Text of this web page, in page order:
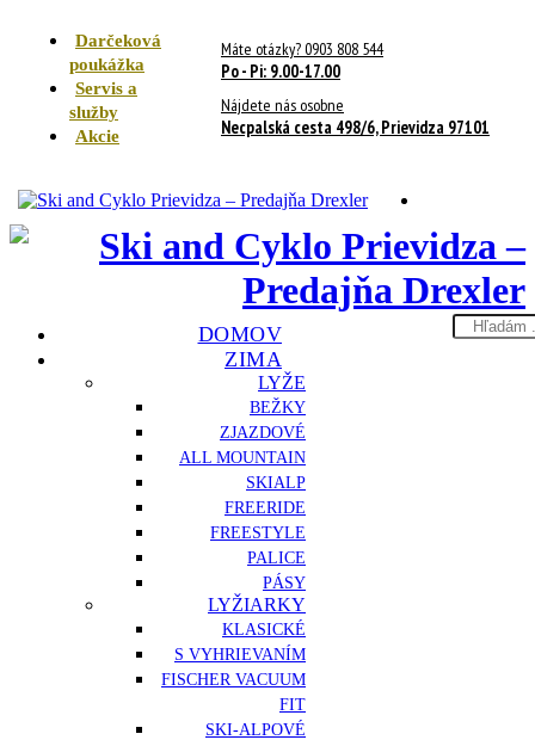
Darčeková
poukážka
Servis a
služby
Akcie
Máte otázky? 0903 808 544
Po - Pi: 9.00-17.00
Nájdete nás osobne
Necpalská cesta 498/6, Prievidza 97101
DOMOV
ZIMA
LYŽE
BEŽKY
ZJAZDOVÉ
ALL MOUNTAIN
SKIALP
FREERIDE
FREESTYLE
PALICE
PÁSY
LYŽIARKY
KLASICKÉ
S VYHRIEVANÍM
FISCHER VACUUM
FIT
SKI-ALPOVÉ
Search
here